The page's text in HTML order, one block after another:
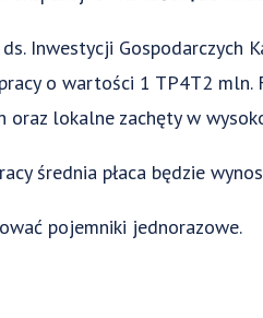
Inwestycji Gospodarczych
o wartości 1 TP4T2
oraz lokalne zachęty w
średnia płaca będzie
pojemniki jednorazowe.